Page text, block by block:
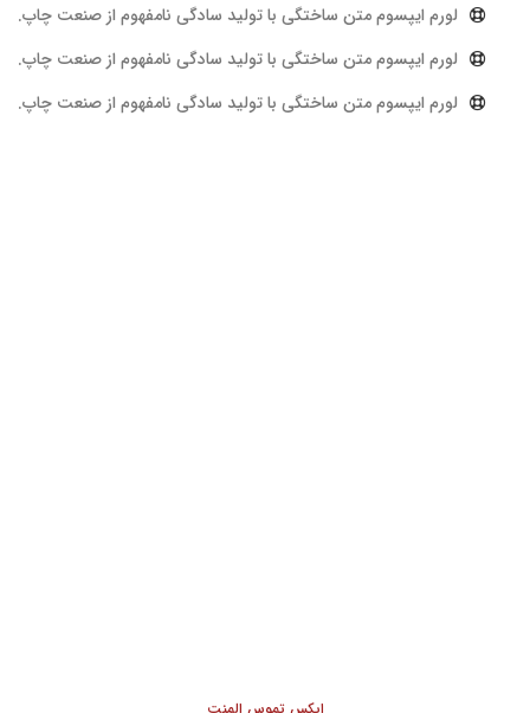
لورم ایپسوم متن ساختگی با تولید سادگی نامفهوم از صنعت چاپ.
لورم ایپسوم متن ساختگی با تولید سادگی نامفهوم از صنعت چاپ.
لورم ایپسوم متن ساختگی با تولید سادگی نامفهوم از صنعت چاپ.